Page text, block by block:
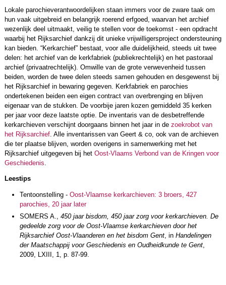
Lokale parochieverantwoordelijken staan immers voor de zware taak om
hun vaak uitgebreid en belangrijk roerend erfgoed, waarvan het archief
wezenlijk deel uitmaakt, veilig te stellen voor de toekomst - een opdracht
waarbij het Rijksarchief dankzij dit unieke vrijwilligersproject ondersteuning
kan bieden. “Kerkarchief” bestaat, voor alle duidelijkheid, steeds uit twee
delen: het archief van de kerkfabriek (publiekrechtelijk) en het pastoraal
archief (privaatrechtelijk). Omwille van de grote verwevenheid tussen
beiden, worden de twee delen steeds samen gehouden en desgewenst bij
het Rijksarchief in bewaring gegeven. Kerkfabriek en parochies
ondertekenen beiden een eigen contract van overbrenging en blijven
eigenaar van de stukken. De voorbije jaren kozen gemiddeld 35 kerken
per jaar voor deze laatste optie. De inventaris van de desbetreffende
kerkarchieven verschijnt doorgaans binnen het jaar in de zoekrobot van
het Rijksarchief. Alle inventarissen van Geert & co, ook van de archieven
die ter plaatse blijven, worden overigens in samenwerking met het
Rijksarchief uitgegeven bij het Oost-Vlaams Verbond van de Kringen voor
Geschiedenis
Leestips
Tentoonstelling - Oost-Vlaamse kerkarchieven: 3 broers, 427
parochies, 20 jaar later
SOMERS A., 450 jaar bisdom, 450 jaar zorg voor kerkarchieven. De
gedeelde zorg voor de Oost-Vlaamse kerkarchieven door het
Rijksarchief Oost-Vlaanderen en het bisdom Gent, in Handelingen
der Maatschappij voor Geschiedenis en Oudheidkunde te Gent,
2009, LXIII, 1, p. 87-99.